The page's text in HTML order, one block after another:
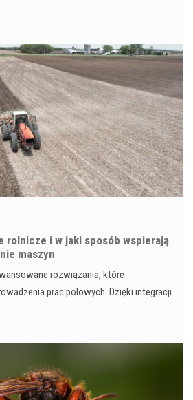
rolnicze i w jaki sposób wspierają
maszyn
rozwiązania, które
prac polowych. Dzięki integracji